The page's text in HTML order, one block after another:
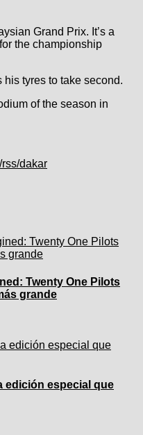
Grand Prix. It’s a
the championship
tyres to take second.
of the season in
rss/dakar
Twenty One Pilots
grande
edición especial que